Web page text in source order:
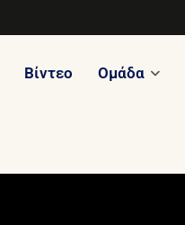
Βίντεο Ομάδα